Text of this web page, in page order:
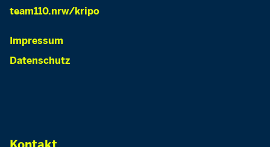
team110.nrw/kripo
Impressum
Datenschutz